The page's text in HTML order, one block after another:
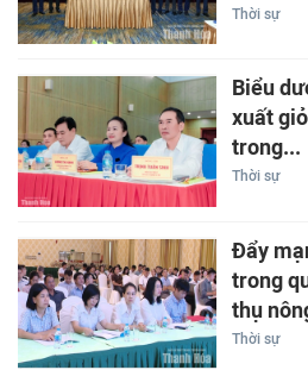
Thời sự
Biểu
xuất
trong...
Thời sự
Đẩy
trong
thụ
Thời sự